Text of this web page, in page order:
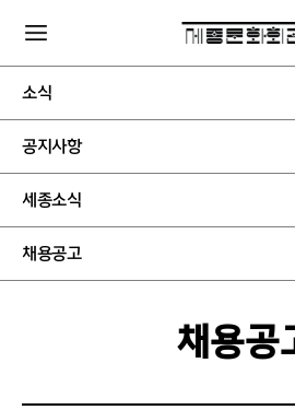
소식
공지사항
세종소식
채용공고
채용공